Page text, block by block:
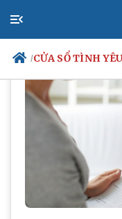
/CỬA SỔ TÌNH YÊU
Tổ chức nhân sự
Nhận diện sự thật
PODCAST